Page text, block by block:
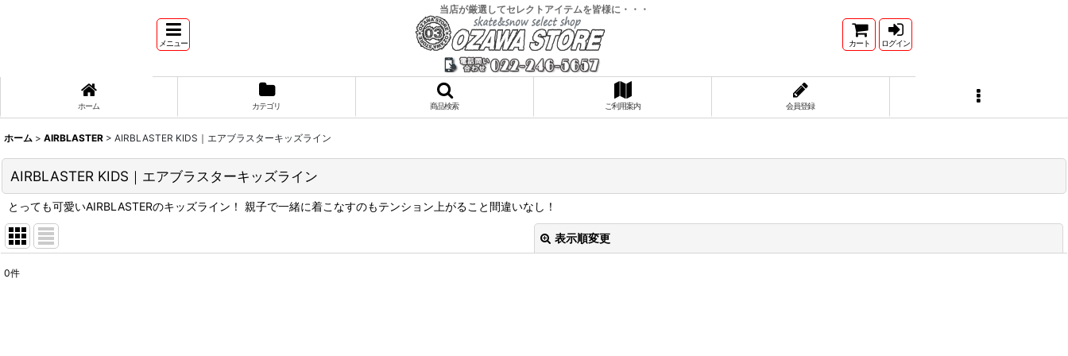
当店が厳選してセレクトアイテムを皆様に・・・
メニュー カート ログイン
ホーム カテゴリ 商品検索 ご利用案内 会員登録
ホーム > AIRBLASTER > AIRBLASTER KIDS｜エアブラスターキッズライン
AIRBLASTER KIDS｜エアブラスターキッズライン
とっても可愛いAIRBLASTERのキッズライン！ 親子で一緒に着こなすのもテンション上がること間違いなし！
表示順変更
0件